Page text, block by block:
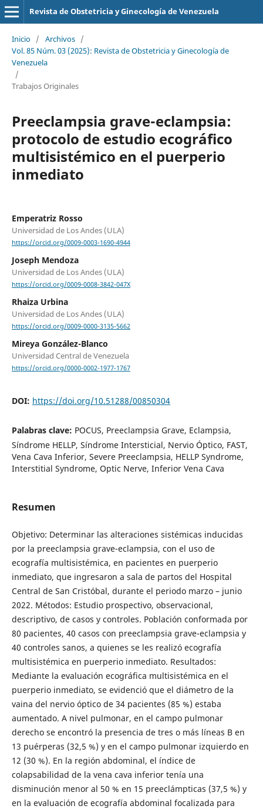
Revista de Obstetricia y Ginecología de Venezuela
Inicio / Archivos /
Vol. 85 Núm. 03 (2025): Revista de Obstetricia y Ginecología de
Venezuela
/
Trabajos Originales
Preeclampsia grave-eclampsia:
protocolo de estudio ecográfico
multisistémico en el puerperio
inmediato
Emperatriz Rosso
Universidad de Los Andes (ULA)
https://orcid.org/0009-0003-1690-4944
Joseph Mendoza
Universidad de Los Andes (ULA)
https://orcid.org/0009-0008-3842-047X
Rhaiza Urbina
Universidad de Los Andes (ULA)
https://orcid.org/0009-0000-3135-5662
Mireya González-Blanco
Universidad Central de Venezuela
https://orcid.org/0000-0002-1977-1767
DOI: https://doi.org/10.51288/00850304
Palabras clave: POCUS, Preeclampsia Grave, Eclampsia,
Síndrome HELLP, Síndrome Intersticial, Nervio Óptico, FAST,
Vena Cava Inferior, Severe Preeclampsia, HELLP Syndrome,
Interstitial Syndrome, Optic Nerve, Inferior Vena Cava
Resumen
Objetivo: Determinar las alteraciones sistémicas inducidas
por la preeclampsia grave-eclampsia, con el uso de
ecografía multisistémica, en pacientes en puerperio
inmediato, que ingresaron a sala de partos del Hospital
Central de San Cristóbal, durante el periodo marzo – junio
2022. Métodos: Estudio prospectivo, observacional,
descriptivo, de casos y controles. Población conformada por
80 pacientes, 40 casos con preeclampsia grave-eclampsia y
40 controles sanos, a quienes se les realizó ecografía
multisistémica en puerperio inmediato. Resultados:
Mediante la evaluación ecográfica multisistémica en el
puerperio inmediato, se evidenció que el diámetro de la
vaina del nervio óptico de 34 pacientes (85 %) estaba
aumentado. A nivel pulmonar, en el campo pulmonar
derecho se encontró la presencia de tres o más líneas B en
13 puérperas (32,5 %) y en el campo pulmonar izquierdo en
12 (30 %). En la región abdominal, el índice de
colapsabilidad de la vena cava inferior tenía una
disminución menor al 50 % en 15 preeclámpticas (37,5 %) y
en la evaluación de ecografía abdominal focalizada para